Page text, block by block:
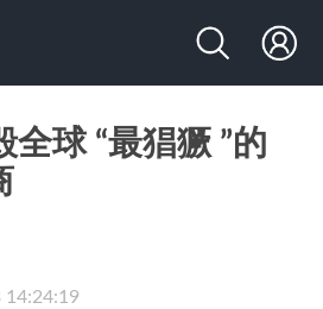
球 “最猖獗 ”的
14:24:19